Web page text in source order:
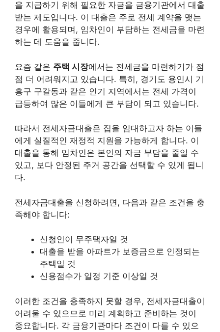
을 지급하기 위해 필요한 자금을 금융기관에서 대출
받는 제도입니다. 이 대출은 주로 전세 계약을 맺는
경우에 활용되며, 임차인이 부담하는 전세금을 마련
하는 데 도움을 줍니다.
요즘 같은 주택 시장에서는 전세금을 마련하기가 점
점 더 어려워지고 있습니다. 특히, 경기도 용인시 기
흥구 구갈동과 같은 인기 지역에서는 전세 가격이
급등하여 많은 이들에게 큰 부담이 되고 있습니다.
따라서 전세자금대출은 집을 임대하고자 하는 이들
에게 실질적인 재정적 지원을 가능하게 합니다. 이
대출을 통해 임차인은 본인의 자금 부담을 줄일 수
있고, 보다 안정된 주거 공간을 선택할 수 있게 됩니
다.
전세자금대출을 신청하려면, 다음과 같은 조건을 충
족해야 합니다:
신청인이 무주택자일 것
대출을 받을 아파트가 보증금으로 인정되는
주택일 것
신용점수가 일정 기준 이상일 것
이러한 조건을 충족하지 못할 경우, 전세자금대출이
어려울 수 있으므로 미리 계획하고 준비하는 것이
중요합니다. 각 금융기관마다 조건이 다를 수 있으